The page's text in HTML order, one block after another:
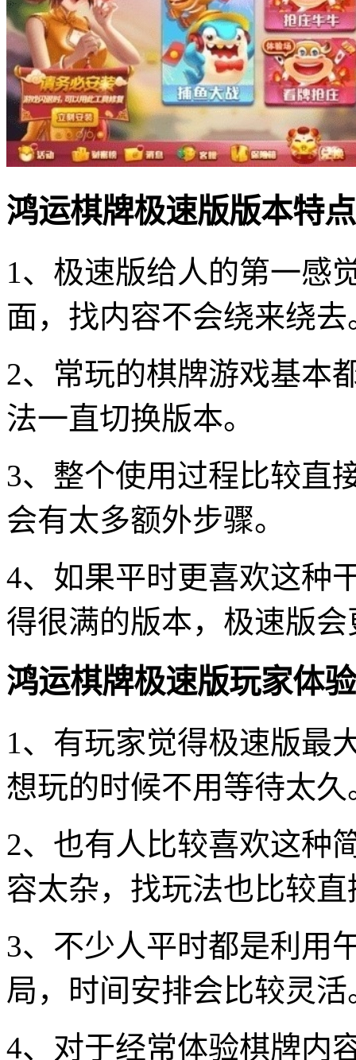
鸿运棋牌极速版版本特点
1、极速版给人的第一感
面，找内容不会绕来绕去
2、常玩的棋牌游戏基本
法一直切换版本。
3、整个使用过程比较直
会有太多额外步骤。
4、如果平时更喜欢这种
得很满的版本，极速版
鸿运棋牌极速版玩家体
1、有玩家觉得极速版最
想玩的时候不用等待太久
2、也有人比较喜欢这种
容太杂，找玩法也比较直
3、不少人平时都是利用
局，时间安排会比较灵活
4、对于经常体验棋牌内